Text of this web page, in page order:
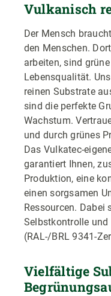
Vulkanisch
Der Mensch
den Menschen.
arbeiten, sind
Lebensqualität.
reinen Substrate
sind die perfekte
Wachstum.
und durch grünes
Das Vulkatec-
garantiert Ihnen,
Produktion, eine
einen sorgsamen
Ressourcen. Dabei
Selbstkontrolle und
(RAL-/BRL 9341-
Vielfältige